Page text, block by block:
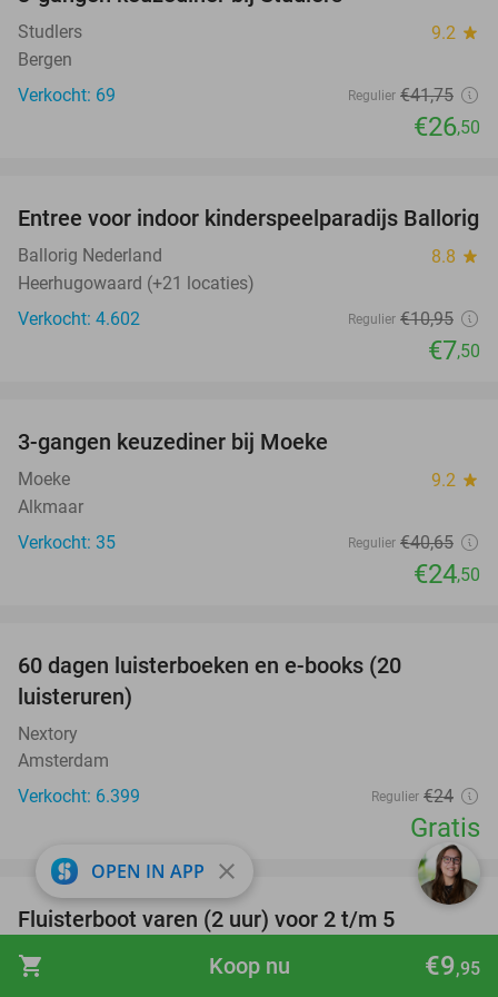
shopping_cart €9,95
Koop nu
Studlers 9.2 star
Bergen
Verkocht: 69
Regulier €41,75
€26,50
32%
Entree voor indoor kinderspeelparadijs Ballorig
Ballorig Nederland 8.8 star
Heerhugowaard (+21 locaties)
Verkocht: 4.602
Regulier €10,95
€7,50
3-gangen keuzediner bij Moeke
Moeke 9.2 star
Alkmaar
Verkocht: 35
Regulier €40,65
€24,50
60 dagen luisterboeken en e-books (20
luisteruren)
Nextory
Amsterdam
Verkocht: 6.399
Regulier €24
Gratis
33%
favorite_border
Fluisterboot varen (2 uur) voor 2 t/m 5
personen
OPEN IN APP close